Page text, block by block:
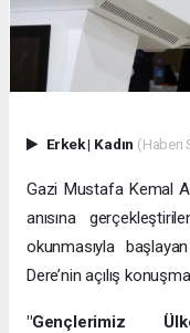
Erkek| Kadın (Haberi
Gazi Mustafa Kemal
anısına
okunmasıyla
Dere’nin açılış
"Gençlerimiz